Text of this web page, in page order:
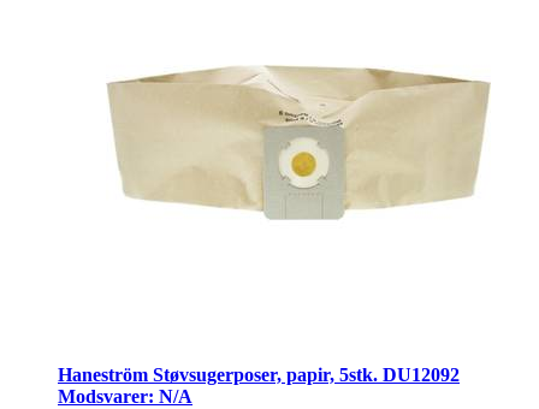
Haneström Støvsugerposer, papir, 5stk. DU12092
Modsvarer: N/A